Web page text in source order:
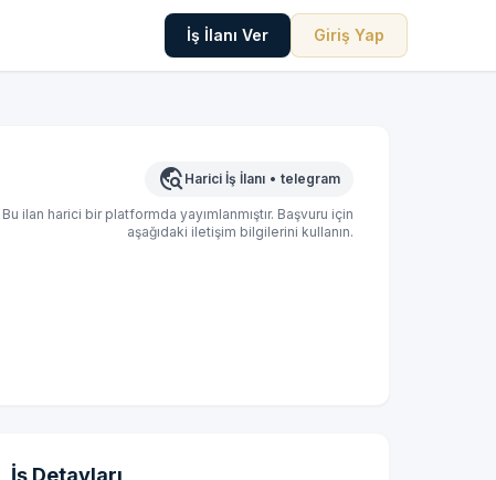
İş İlanı Ver Giriş Yap
travel_explore Harici İş İlanı • telegram
Bu ilan harici bir platformda yayımlanmıştır. Başvuru için
aşağıdaki iletişim bilgilerini kullanın.
İş Detayları